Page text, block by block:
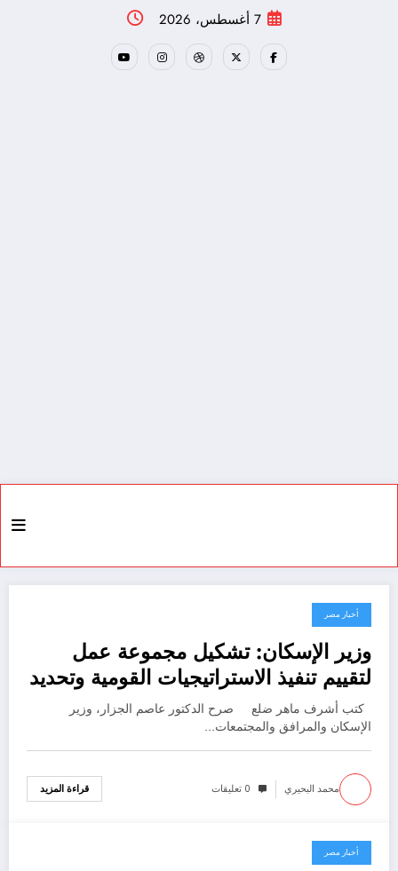
7 أغسطس، 2026
5 فبراير، 2024
أخبار مصر
وزير الإسكان: تشكيل مجموعة عمل
لتقييم تنفيذ الاستراتيجيات القومية وتحديد
الخطط التنفيذية للوزارة في الفترة
القادمة
كتب أشرف ماهر ضلع صرح الدكتور عاصم الجزار، وزير
الإسكان والمرافق والمجتمعات…
محمد البحيري 0 تعليقات قراءة المزيد
17 أبريل، 2023
أخبار مصر